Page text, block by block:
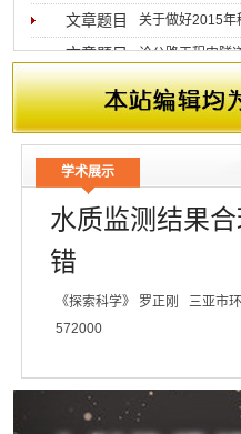
关于做好2015年
文章题目
论公路工程中隧
文章题目
投标压价的分析
文章题目
普通外科手术患
文章题目
学术展示
水质监测结果
错
《探索科学》 罗正刚 三亚市
572000
摘 要：伴随着现代工业
进行环境保护刻不容缓.